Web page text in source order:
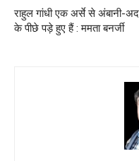
राहुल गांधी एक अर्से से अंबानी-
के पीछे पड़े हुए हैं : ममता बनर्जी